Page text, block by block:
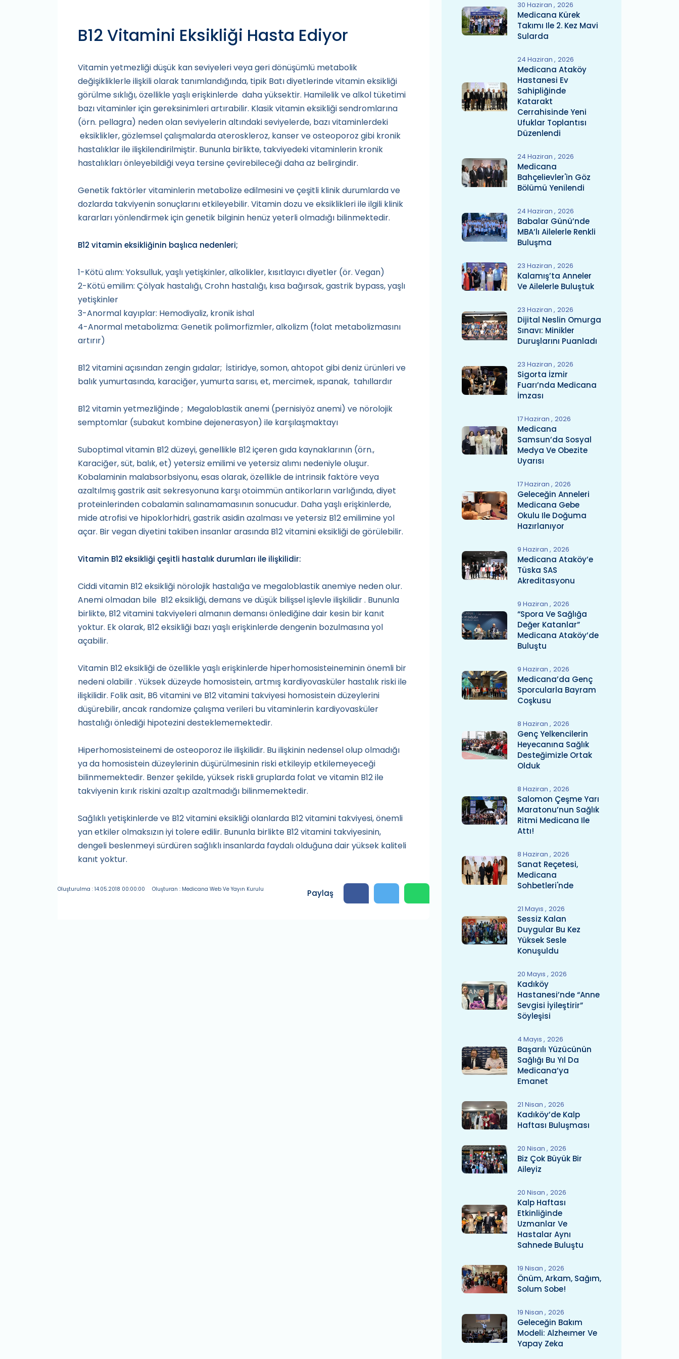
B12 Vitamini Eksikliği Hasta Ediyor
Vitamin yetmezliği düşük kan seviyeleri veya geri dönüşümlü metabolik
değişikliklerle ilişkili olarak tanımlandığında, tipik Batı diyetlerinde vitamin eksikliği
görülme sıklığı, özellikle yaşlı erişkinlerde daha yüksektir. Hamilelik ve alkol tüketimi
bazı vitaminler için gereksinimleri artırabilir. Klasik vitamin eksikliği sendromlarına
(örn. pellagra) neden olan seviyelerin altındaki seviyelerde, bazı vitaminlerdeki
eksiklikler, gözlemsel çalışmalarda ateroskleroz, kanser ve osteoporoz gibi kronik
hastalıklar ile ilişkilendirilmiştir. Bununla birlikte, takviyedeki vitaminlerin kronik
hastalıkları önleyebildiği veya tersine çevirebileceği daha az belirgindir.
Genetik faktörler vitaminlerin metabolize edilmesini ve çeşitli klinik durumlarda ve
dozlarda takviyenin sonuçlarını etkileyebilir. Vitamin dozu ve eksiklikleri ile ilgili klinik
kararları yönlendirmek için genetik bilginin henüz yeterli olmadığı bilinmektedir.
B12 vitamin eksikliğinin başlıca nedenleri;
1-Kötü alım: Yoksulluk, yaşlı yetişkinler, alkolikler, kısıtlayıcı diyetler (ör. Vegan)
2-Kötü emilim: Çölyak hastalığı, Crohn hastalığı, kısa bağırsak, gastrik bypass, yaşlı
yetişkinler
3-Anormal kayıplar: Hemodiyaliz, kronik ishal
4-Anormal metabolizma: Genetik polimorfizmler, alkolizm (folat metabolizmasını
artırır)
B12 vitamini açısından zengin gıdalar; İstiridye, somon, ahtopot gibi deniz ürünleri ve
balık yumurtasında, karaciğer, yumurta sarısı, et, mercimek, ıspanak, tahıllardır
B12 vitamin yetmezliğinde ; Megaloblastik anemi (pernisiyöz anemi) ve nörolojik
semptomlar (subakut kombine dejenerasyon) ile karşılaşmaktayı
Suboptimal vitamin B12 düzeyi, genellikle B12 içeren gıda kaynaklarının (örn.,
Karaciğer, süt, balık, et) yetersiz emilimi ve yetersiz alımı nedeniyle oluşur.
Kobalaminin malabsorbsiyonu, esas olarak, özellikle de intrinsik faktöre veya
azaltılmış gastrik asit sekresyonuna karşı otoimmün antikorların varlığında, diyet
proteinlerinden cobalamin salınamamasının sonucudur. Daha yaşlı erişkinlerde,
mide atrofisi ve hipoklorhidri, gastrik asidin azalması ve yetersiz B12 emilimine yol
açar. Bir vegan diyetini takiben insanlar arasında B12 vitamini eksikliği de görülebilir.
Vitamin B12 eksikliği çeşitli hastalık durumları ile ilişkilidir:
Ciddi vitamin B12 eksikliği nörolojik hastalığa ve megaloblastik anemiye neden olur.
Anemi olmadan bile B12 eksikliği, demans ve düşük bilişsel işlevle ilişkilidir . Bununla
birlikte, B12 vitamini takviyeleri almanın demansı önlediğine dair kesin bir kanıt
yoktur. Ek olarak, B12 eksikliği bazı yaşlı erişkinlerde dengenin bozulmasına yol
açabilir.
Vitamin B12 eksikliği de özellikle yaşlı erişkinlerde hiperhomosisteineminin önemli bir
nedeni olabilir . Yüksek düzeyde homosistein, artmış kardiyovasküler hastalık riski ile
ilişkilidir. Folik asit, B6 vitamini ve B12 vitamini takviyesi homosistein düzeylerini
düşürebilir, ancak randomize çalışma verileri bu vitaminlerin kardiyovasküler
hastalığı önlediği hipotezini desteklememektedir.
Hiperhomosisteinemi de osteoporoz ile ilişkilidir. Bu ilişkinin nedensel olup olmadığı
ya da homosistein düzeylerinin düşürülmesinin riski etkileyip etkilemeyeceği
bilinmemektedir. Benzer şekilde, yüksek riskli gruplarda folat ve vitamin B12 ile
takviyenin kırık riskini azaltıp azaltmadığı bilinmemektedir.
Sağlıklı yetişkinlerde ve B12 vitamini eksikliği olanlarda B12 vitamini takviyesi, önemli
yan etkiler olmaksızın iyi tolere edilir. Bununla birlikte B12 vitamini takviyesinin,
dengeli beslenmeyi sürdüren sağlıklı insanlarda faydalı olduğuna dair yüksek kaliteli
kanıt yoktur.
Oluşturulma : 14.05.2018 00:00:00 Oluşturan : Medicana Web Ve Yayın Kurulu Paylaş
30 Haziran 2026
Medicana Kürek
Takımı Ile 2. Kez Mavi
Sularda
24 Haziran 2026
Medicana Ataköy
Hastanesi Ev
Sahipliğinde
Katarakt
Cerrahisinde Yeni
Ufuklar Toplantısı
Düzenlendi
24 Haziran 2026
Medicana
Bahçelievler'in Göz
Bölümü Yenilendi
24 Haziran 2026
Babalar Günü’nde
MBA’lı Ailelerle Renkli
Buluşma
23 Haziran 2026
Kalamış’ta Anneler
Ve Ailelerle Buluştuk
23 Haziran 2026
Dijital Neslin Omurga
Sınavı: Minikler
Duruşlarını Puanladı
23 Haziran 2026
Sigorta İzmir
Fuarı’nda Medicana
İmzası
17 Haziran 2026
Medicana
Samsun’da Sosyal
Medya Ve Obezite
Uyarısı
17 Haziran 2026
Geleceğin Anneleri
Medicana Gebe
Okulu Ile Doğuma
Hazırlanıyor
9 Haziran 2026
Medicana Ataköy’e
Tüska SAS
Akreditasyonu
9 Haziran 2026
“Spora Ve Sağlığa
Değer Katanlar”
Medicana Ataköy’de
Buluştu
9 Haziran 2026
Medicana’da Genç
Sporcularla Bayram
Coşkusu
8 Haziran 2026
Genç Yelkencilerin
Heyecanına Sağlık
Desteğimizle Ortak
Olduk
8 Haziran 2026
Salomon Çeşme Yarı
Maratonu’nun Sağlık
Ritmi Medicana Ile
Attı!
8 Haziran 2026
Sanat Reçetesi,
Medicana
Sohbetleri'nde
21 Mayıs 2026
Sessiz Kalan
Duygular Bu Kez
Yüksek Sesle
Konuşuldu
20 Mayıs 2026
Kadıköy
Hastanesi’nde “Anne
Sevgisi İyileştirir”
Söyleşisi
4 Mayıs 2026
Başarılı Yüzücünün
Sağlığı Bu Yıl Da
Medicana’ya
Emanet
21 Nisan 2026
Kadıköy’de Kalp
Haftası Buluşması
20 Nisan 2026
Biz Çok Büyük Bir
Aileyiz
20 Nisan 2026
Kalp Haftası
Etkinliğinde
Uzmanlar Ve
Hastalar Aynı
Sahnede Buluştu
19 Nisan 2026
Önüm, Arkam, Sağım,
Solum Sobe!
19 Nisan 2026
Geleceğin Bakım
Modeli: Alzheımer Ve
Yapay Zeka